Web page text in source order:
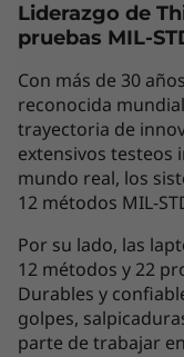
Los
Las
variar según el
por lo que la
características
antes de
'Ver Modelos'
asesor de
Liderazgo de
pruebas MIL-
Con más de 30
reconocida
trayectoria de
extensivos testeos
mundo real, los
12 métodos MIL-
Por su lado, las
12 métodos y 22
Durables y
golpes,
parte de trabajar